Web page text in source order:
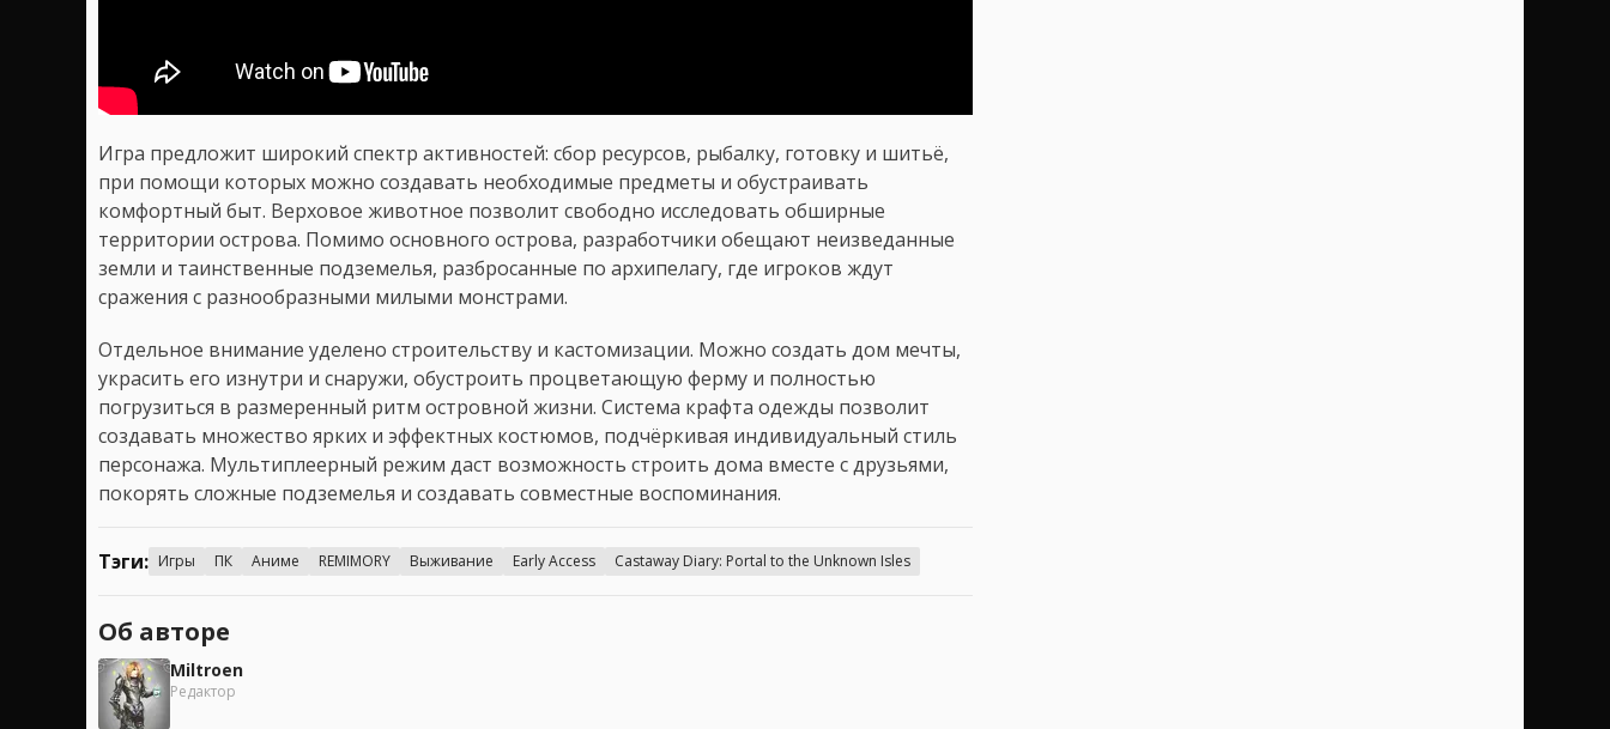
Игра предложит широкий спектр активностей: сбор ресурсов, рыбалку, готовку и шитьё,
при помощи которых можно создавать необходимые предметы и обустраивать
комфортный быт. Верховое животное позволит свободно исследовать обширные
территории острова. Помимо основного острова, разработчики обещают неизведанные
земли и таинственные подземелья, разбросанные по архипелагу, где игроков ждут
сражения с разнообразными милыми монстрами.
Отдельное внимание уделено строительству и кастомизации. Можно создать дом мечты,
украсить его изнутри и снаружи, обустроить процветающую ферму и полностью
погрузиться в размеренный ритм островной жизни. Система крафта одежды позволит
создавать множество ярких и эффектных костюмов, подчёркивая индивидуальный стиль
персонажа. Мультиплеерный режим даст возможность строить дома вместе с друзьями,
покорять сложные подземелья и создавать совместные воспоминания.
Тэги: Игры ПК Аниме REMIMORY Выживание Early Access Castaway Diary: Portal to the Unknown Isles
Об авторе
Miltroen
Редактор